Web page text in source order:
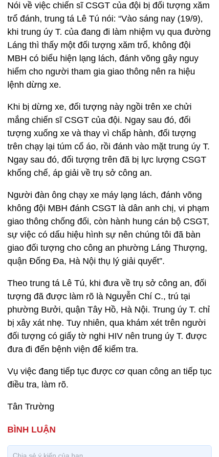
Nói về việc chiến sĩ CSGT của đội bị đối tượng xăm
trổ đánh, trung tá Lê Tú nói: “Vào sáng nay (19/9),
khi trung úy T. của đang đi làm nhiệm vụ qua đường
Láng thì thấy một đối tượng xăm trổ, không đội
MBH có biểu hiện lạng lách, đánh võng gây nguy
hiểm cho người tham gia giao thông nên ra hiệu
lệnh dừng xe.
Khi bị dừng xe, đối tượng này ngồi trên xe chửi
mắng chiến sĩ CSGT của đội. Ngay sau đó, đối
tượng xuống xe và thay vì chấp hành, đối tượng
trên chạy lại túm cổ áo, rồi đánh vào mặt trung úy T.
Ngay sau đó, đối tượng trên đã bị lực lượng CSGT
khống chế, áp giải về trụ sở công an.
Người đàn ông chạy xe máy lạng lách, đánh võng
không đội MBH đánh CSGT là dân anh chị, vi phạm
giao thông chống đối, còn hành hung cán bộ CSGT,
sự việc có dấu hiệu hình sự nên chúng tôi đã bàn
giao đối tượng cho công an phường Láng Thượng,
quận Đống Đa, Hà Nội thụ lý giải quyết”.
Theo trung tá Lê Tú, khi đưa về trụ sở công an, đối
tượng đã được làm rõ là Nguyễn Chí C., trú tại
phường Bưởi, quận Tây Hồ, Hà Nội. Trung úy T. chỉ
bị xây xát nhẹ. Tuy nhiên, qua khám xét trên người
đối tượng có giấy tờ nghi HIV nên trung úy T. được
đưa đi đến bệnh viện để kiểm tra.
Vụ việc đang tiếp tục được cơ quan công an tiếp tục
điều tra, làm rõ.
Tân Trường